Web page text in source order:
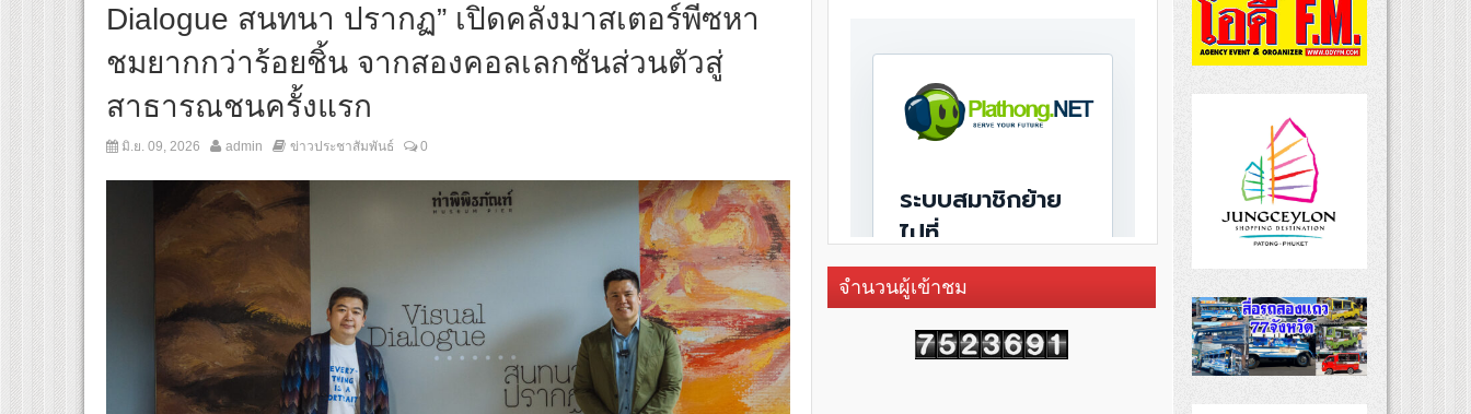
Dialogue สนทนา ปรากฏ” เปิดคลังมาสเตอร์พีซหา
ชมยากกว่าร้อยชิ้น จากสองคอลเลกชันส่วนตัวสู่
สาธารณชนครั้งแรก
มิ.ย. 09, 2026 admin ข่าวประชาสัมพันธ์ 0
จำนวนผู้เข้าชม